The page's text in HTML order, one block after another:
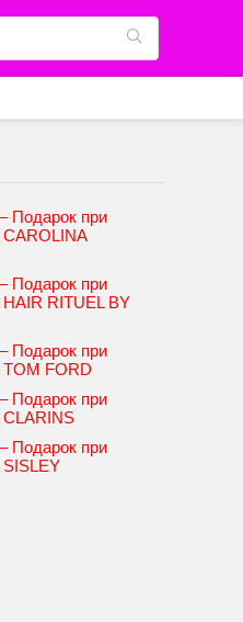
при
CAROLINA
при
RITUEL BY
при
TOM FORD
при
CLARINS
при
SISLEY